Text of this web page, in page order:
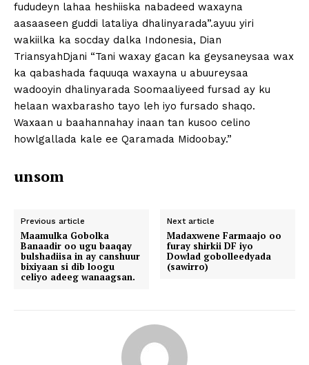
fududeyn lahaa heshiiska nabadeed waxayna
aasaaseen guddi lataliya dhalinyarada”.ayuu yiri
wakiilka ka socday dalka Indonesia, Dian
TriansyahDjani “Tani waxay gacan ka geysaneysaa wax
ka qabashada faquuqa waxayna u abuureysaa
wadooyin dhalinyarada Soomaaliyeed fursad ay ku
helaan waxbarasho tayo leh iyo fursado shaqo.
Waxaan u baahannahay inaan tan kusoo celino
howlgallada kale ee Qaramada Midoobay.”
unsom
Previous article
Maamulka Gobolka
Banaadir oo ugu baaqay
bulshadiisa in ay canshuur
bixiyaan si dib loogu
celiyo adeeg wanaagsan.
Next article
Madaxwene Farmaajo oo
furay shirkii DF iyo
Dowlad gobolleedyada
(sawirro)